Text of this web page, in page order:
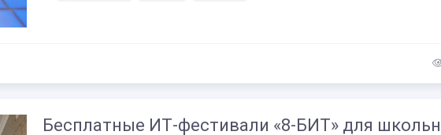
Бесплатные ИТ-фестивали «8-БИТ» для